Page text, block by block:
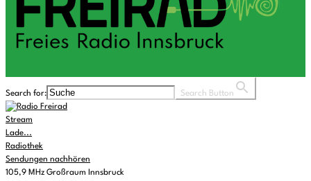
Search for: Search Button
Stream
Lade...
Radiothek
Sendungen nachhören
105,9 MHz Großraum Innsbruck